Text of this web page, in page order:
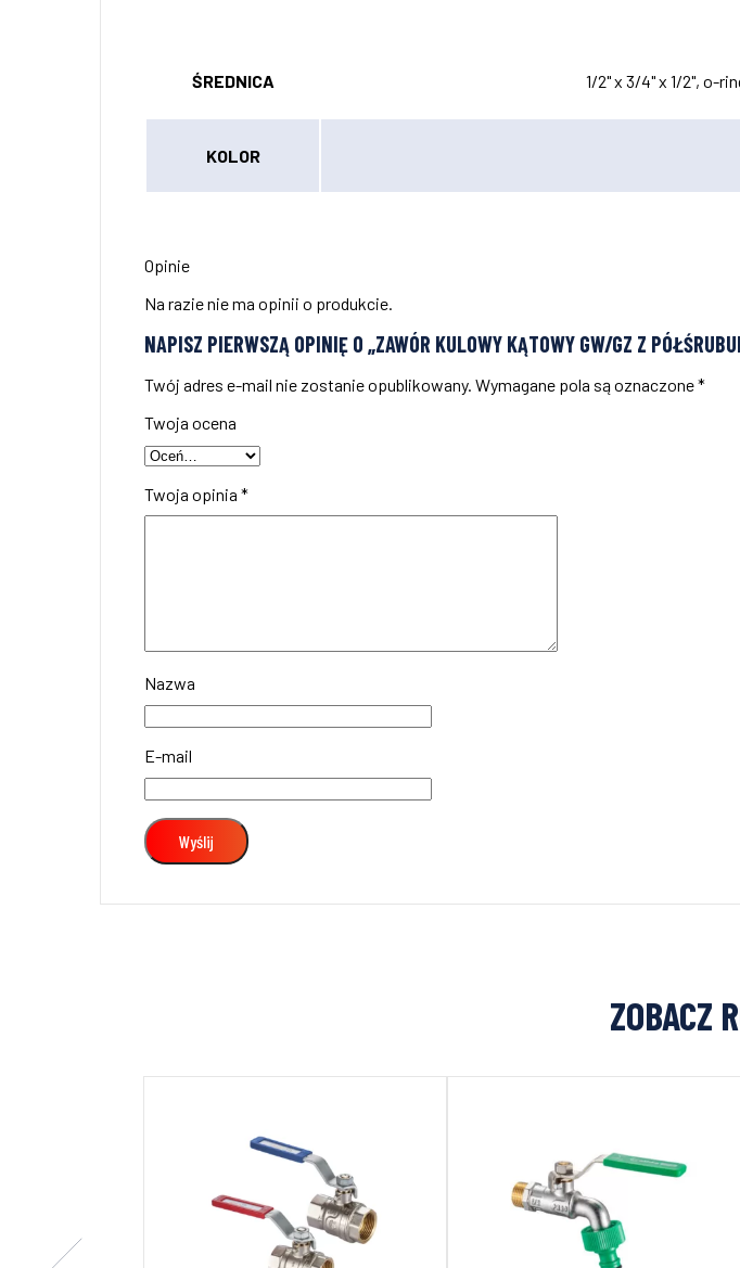
ŚREDNICA 1/2" x 3/4" x 1/2", o-
KOLOR
Opinie
Na razie nie ma opinii o produkcie.
NAPISZ PIERWSZĄ OPINIĘ O „ZAWÓR KULOWY KĄTOWY GW/GZ Z
Twój adres e-mail nie zostanie opublikowany. Wymagane pola są oznaczone*
Twoja ocena
Twoja opinia *
Nazwa
E-mail
ZOBACZ